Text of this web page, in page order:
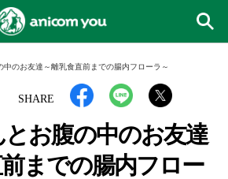
中のお友達～離乳食直前までの腸内フローラ～
SHARE
お腹の中のお友達
までの腸内フロー